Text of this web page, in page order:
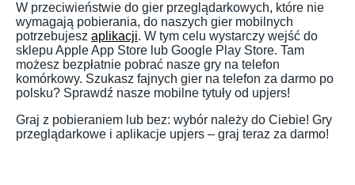
W przeciwieństwie do gier przeglądarkowych, które nie
wymagają pobierania, do naszych gier mobilnych
potrzebujesz aplikacji. W tym celu wystarczy wejść do
sklepu Apple App Store lub Google Play Store. Tam
możesz bezpłatnie pobrać nasze gry na telefon
komórkowy. Szukasz fajnych gier na telefon za darmo po
polsku? Sprawdź nasze mobilne tytuły od upjers!
Graj z pobieraniem lub bez: wybór należy do Ciebie! Gry
przeglądarkowe i aplikacje upjers – graj teraz za darmo!